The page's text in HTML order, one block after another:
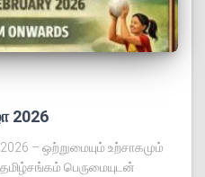
2026
2026 – ஒற்றுமையும் உற்சாகமும்
தமிழ்சங்கம் பெருமையுடன்